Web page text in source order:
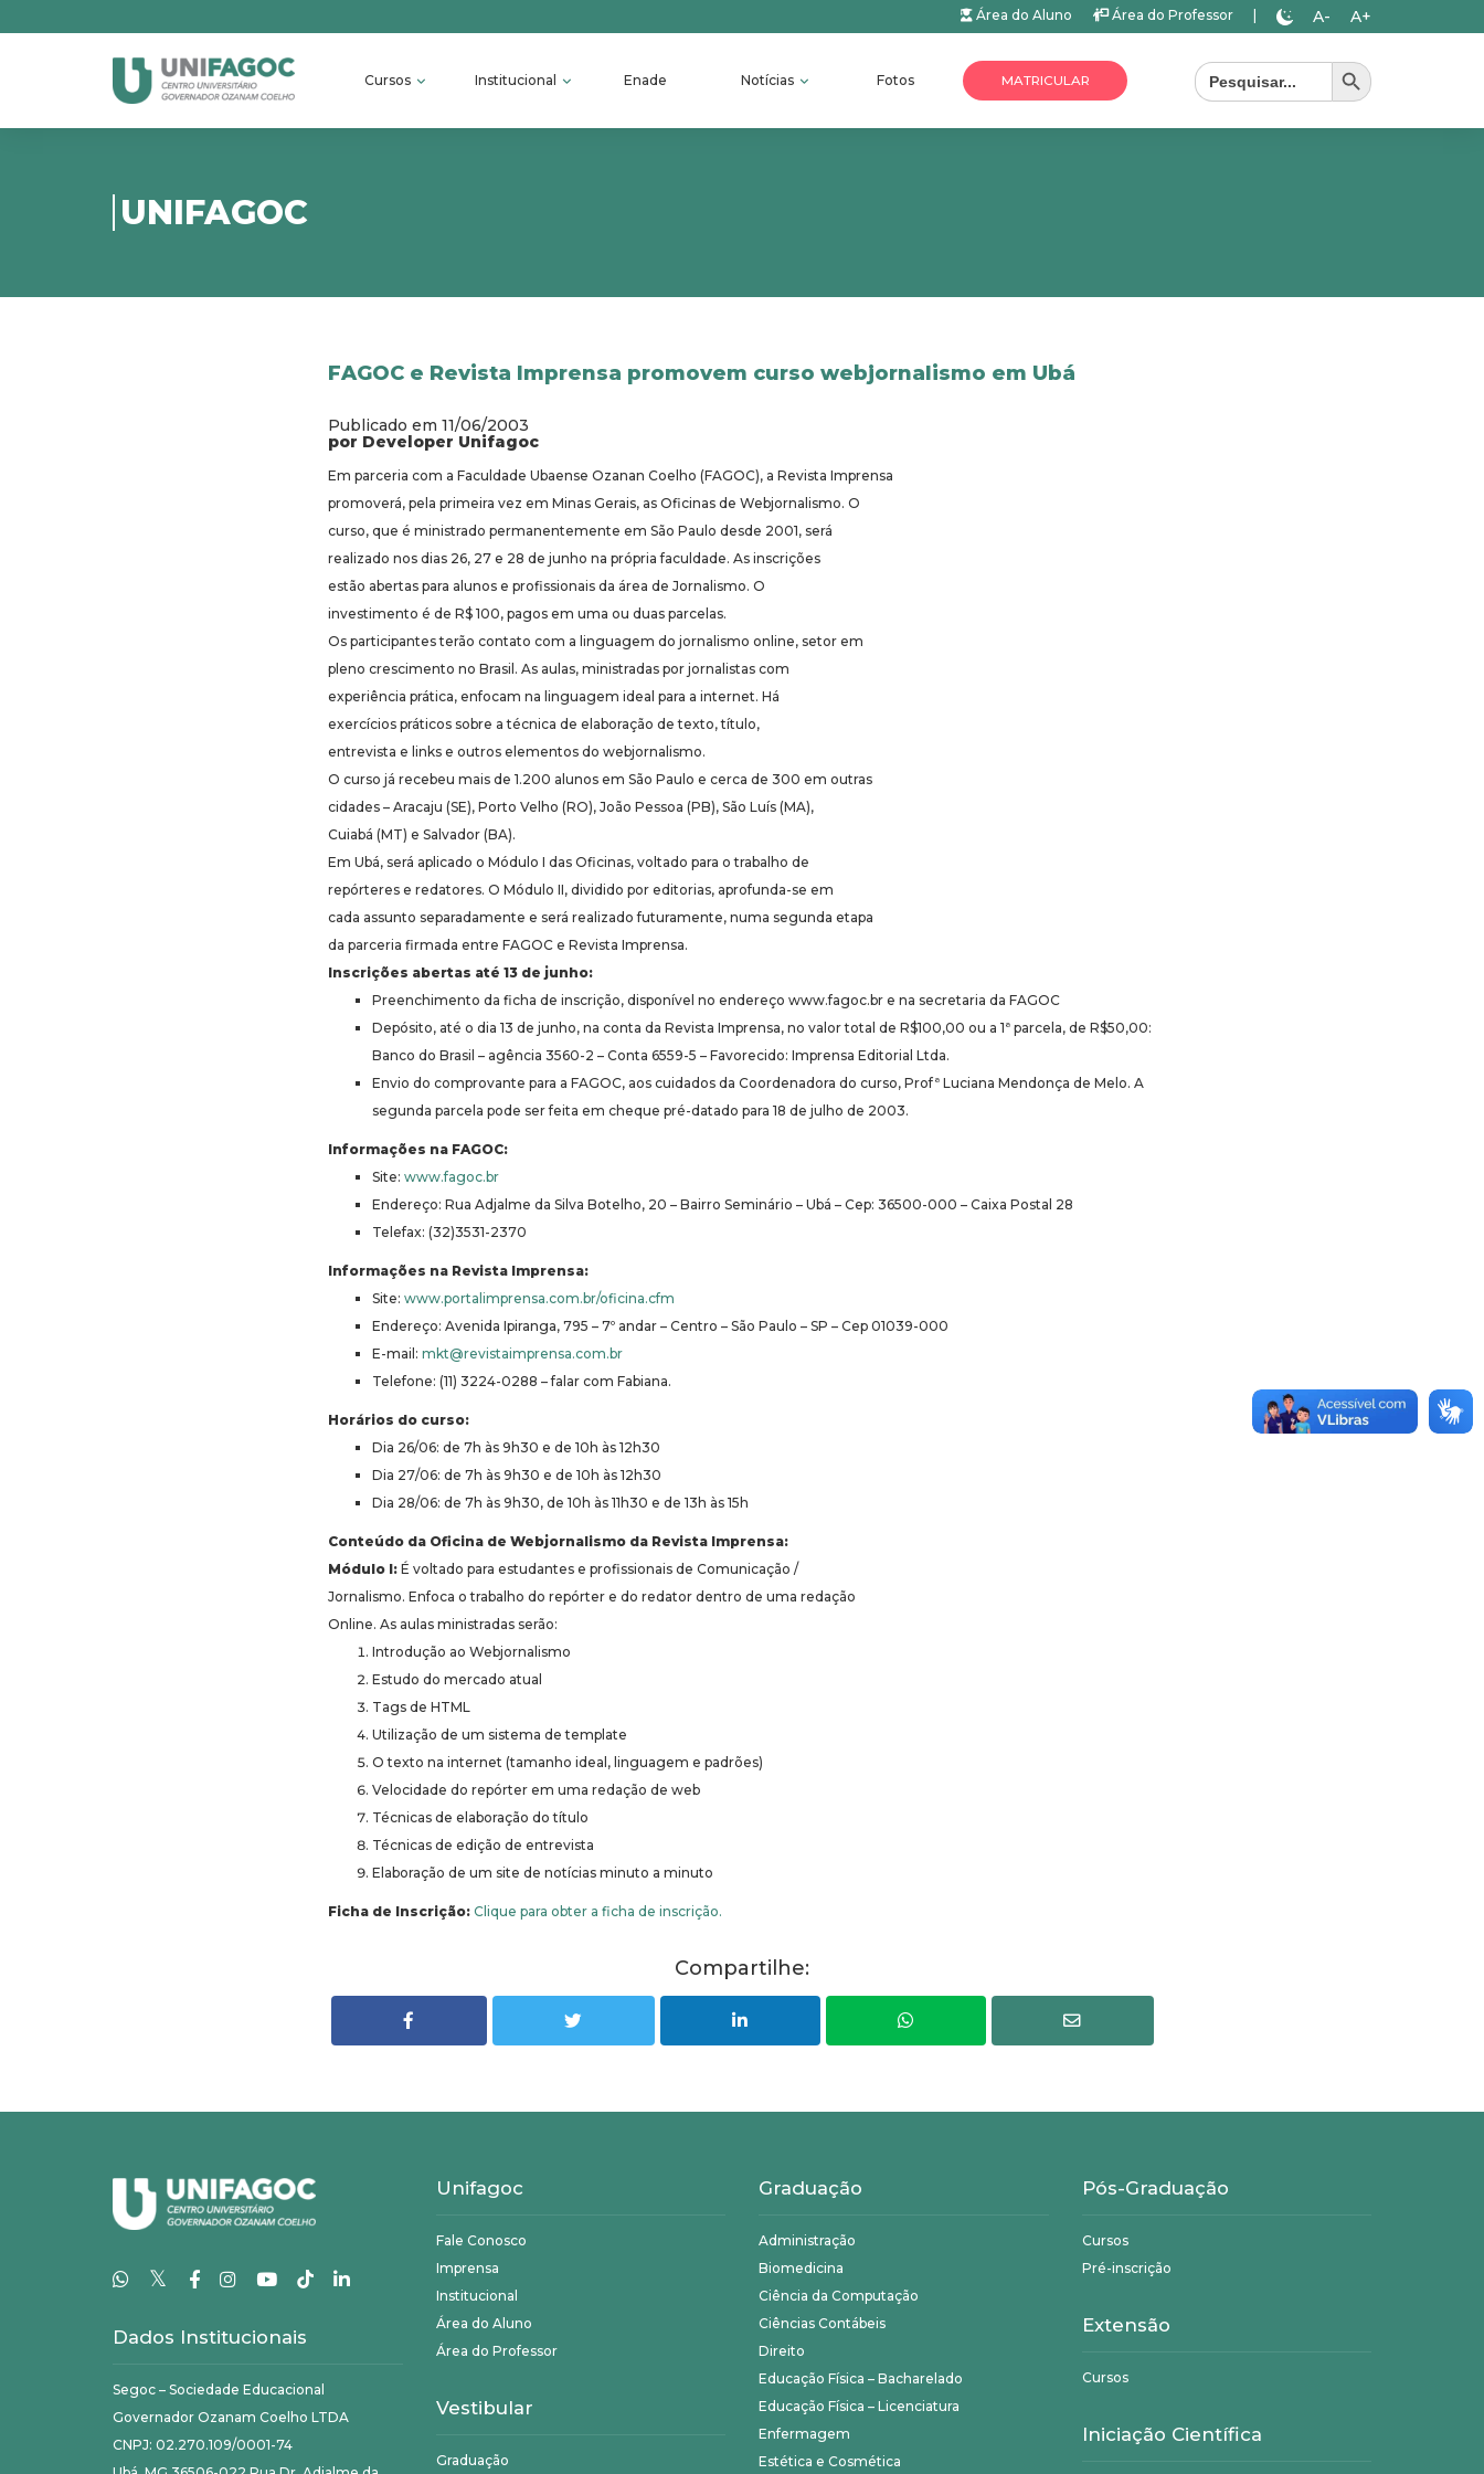
Área do Aluno Área do Professor A- A+
Cursos Institucional Enade Notícias Fotos MATRICULAR
Search
for:
Search Button
UNIFAGOC
FAGOC e Revista Imprensa promovem curso webjornalismo em Ubá
Publicado em 11/06/2003
por Developer Unifagoc
Em parceria com a Faculdade Ubaense Ozanan Coelho (FAGOC), a Revista Imprensa
promoverá, pela primeira vez em Minas Gerais, as Oficinas de Webjornalismo. O
curso, que é ministrado permanentemente em São Paulo desde 2001, será
realizado nos dias 26, 27 e 28 de junho na própria faculdade. As inscrições
estão abertas para alunos e profissionais da área de Jornalismo. O
investimento é de R$ 100, pagos em uma ou duas parcelas.
Os participantes terão contato com a linguagem do jornalismo online, setor em
pleno crescimento no Brasil. As aulas, ministradas por jornalistas com
experiência prática, enfocam na linguagem ideal para a internet. Há
exercícios práticos sobre a técnica de elaboração de texto, título,
entrevista e links e outros elementos do webjornalismo.
O curso já recebeu mais de 1.200 alunos em São Paulo e cerca de 300 em outras
cidades – Aracaju (SE), Porto Velho (RO), João Pessoa (PB), São Luís (MA),
Cuiabá (MT) e Salvador (BA).
Em Ubá, será aplicado o Módulo I das Oficinas, voltado para o trabalho de
repórteres e redatores. O Módulo II, dividido por editorias, aprofunda-se em
cada assunto separadamente e será realizado futuramente, numa segunda etapa
da parceria firmada entre FAGOC e Revista Imprensa.
Inscrições abertas até 13 de junho:
Preenchimento da ficha de inscrição, disponível no endereço www.fagoc.br e na secretaria da FAGOC
Depósito, até o dia 13 de junho, na conta da Revista Imprensa, no valor total de R$100,00 ou a 1ª parcela, de R$50,00:
Banco do Brasil – agência 3560-2 – Conta 6559-5 – Favorecido: Imprensa Editorial Ltda.
Envio do comprovante para a FAGOC, aos cuidados da Coordenadora do curso, Profª Luciana Mendonça de Melo. A
segunda parcela pode ser feita em cheque pré-datado para 18 de julho de 2003.
Informações na FAGOC:
Site: www.fagoc.br
Endereço: Rua Adjalme da Silva Botelho, 20 – Bairro Seminário – Ubá – Cep: 36500-000 – Caixa Postal 28
Telefax: (32)3531-2370
Informações na Revista Imprensa:
Site: www.portalimprensa.com.br/oficina.cfm
Endereço: Avenida Ipiranga, 795 – 7º andar – Centro – São Paulo – SP – Cep 01039-000
E-mail: mkt@revistaimprensa.com.br
Telefone: (11) 3224-0288 – falar com Fabiana.
Horários do curso:
Dia 26/06: de 7h às 9h30 e de 10h às 12h30
Dia 27/06: de 7h às 9h30 e de 10h às 12h30
Dia 28/06: de 7h às 9h30, de 10h às 11h30 e de 13h às 15h
Conteúdo da Oficina de Webjornalismo da Revista Imprensa:
Módulo I: É voltado para estudantes e profissionais de Comunicação /
Jornalismo. Enfoca o trabalho do repórter e do redator dentro de uma redação
Online. As aulas ministradas serão:
Introdução ao Webjornalismo
Estudo do mercado atual
Tags de HTML
Utilização de um sistema de template
O texto na internet (tamanho ideal, linguagem e padrões)
Velocidade do repórter em uma redação de web
Técnicas de elaboração do título
Técnicas de edição de entrevista
Elaboração de um site de notícias minuto a minuto
Ficha de Inscrição: Clique para obter a ficha de inscrição.
Compartilhe:
𝕏
Dados Institucionais
Segoc – Sociedade Educacional
Governador Ozanam Coelho LTDA
CNPJ: 02.270.109/0001-74
Unifagoc
Fale Conosco
Imprensa
Institucional
Área do Aluno
Área do Professor
Vestibular
Graduação
Graduação
Administração
Biomedicina
Ciência da Computação
Ciências Contábeis
Direito
Educação Física – Bacharelado
Educação Física – Licenciatura
Enfermagem
Estética e Cosmética
Pós-Graduação
Cursos
Pré-inscrição
Extensão
Cursos
Iniciação Científica